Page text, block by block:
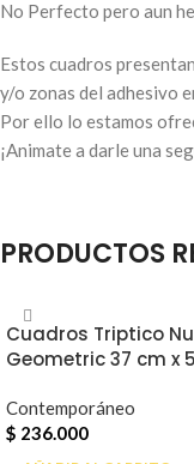
No Perfecto pero aun
Estos cuadros
y/o zonas del adhesivo
Por ello lo estamos
¡Animate a darle una
PRODUCTOS
Cuadros Triptico
Geometric 37 cm x
Contemporáneo
$ 236.000